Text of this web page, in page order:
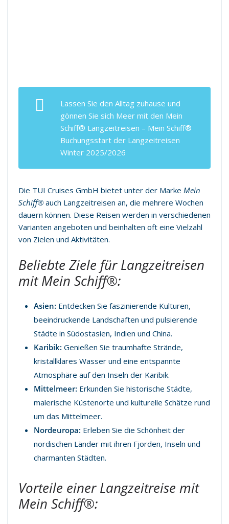
Lassen Sie den Alltag zuhause und
gönnen Sie sich Meer mit den Mein
Schiff® Langzeitreisen – Mein Schiff®
Buchungsstart der Langzeitreisen
Winter 2025/2026
Die TUI Cruises GmbH bietet unter der Marke Mein
Schiff® auch Langzeitreisen an, die mehrere Wochen
dauern können. Diese Reisen werden in verschiedenen
Varianten angeboten und beinhalten oft eine Vielzahl
von Zielen und Aktivitäten.
Beliebte Ziele für Langzeitreisen
mit Mein Schiff®:
Asien: Entdecken Sie faszinierende Kulturen,
beeindruckende Landschaften und pulsierende
Städte in Südostasien, Indien und China.
Karibik: Genießen Sie traumhafte Strände,
kristallklares Wasser und eine entspannte
Atmosphäre auf den Inseln der Karibik.
Mittelmeer: Erkunden Sie historische Städte,
malerische Küstenorte und kulturelle Schätze rund
um das Mittelmeer.
Nordeuropa: Erleben Sie die Schönheit der
nordischen Länder mit ihren Fjorden, Inseln und
charmanten Städten.
Vorteile einer Langzeitreise mit
Mein Schiff®: